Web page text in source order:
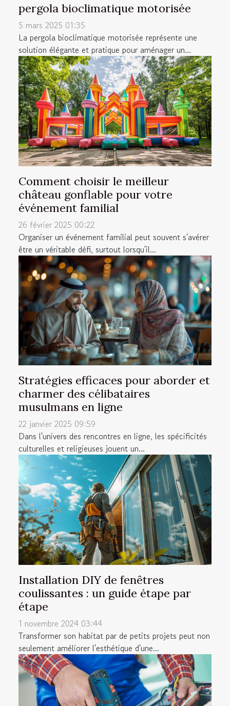
pergola bioclimatique motorisée
5 mars 2025 01:35
La pergola bioclimatique motorisée représente une
solution élégante et pratique pour aménager un...
Comment choisir le meilleur
château gonflable pour votre
événement familial
26 février 2025 00:22
Organiser un événement familial peut souvent s'avérer
être un véritable défi, surtout lorsqu'il...
Stratégies efficaces pour aborder et
charmer des célibataires
musulmans en ligne
22 janvier 2025 09:59
Dans l'univers des rencontres en ligne, les spécificités
culturelles et religieuses jouent un...
Installation DIY de fenêtres
coulissantes : un guide étape par
étape
1 novembre 2024 03:44
Transformer son habitat par de petits projets peut non
seulement améliorer l'esthétique d'une...